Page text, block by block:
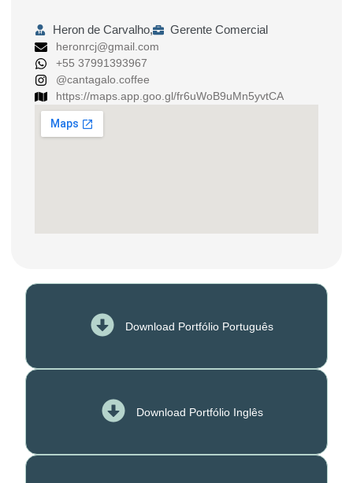
Heron de Carvalho, Gerente Comercial
heronrcj@gmail.com
+55 37991393967
@cantagalo.coffee
https://maps.app.goo.gl/fr6uWoB9uMn5yvtCA
Download Portfólio Português
Download Portfólio Inglês